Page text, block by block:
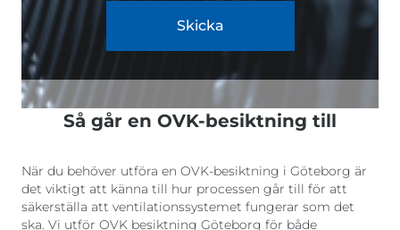
Skicka
Så går en OVK-besiktning till
När du behöver utföra en OVK-besiktning i Göteborg är
det viktigt att känna till hur processen går till för att
säkerställa att ventilationssystemet fungerar som det
ska. Vi utför OVK besiktning Göteborg för både